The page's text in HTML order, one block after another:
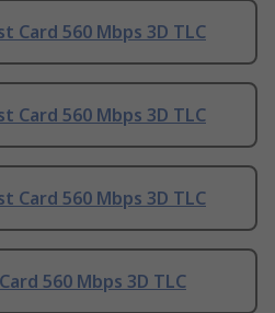
Card 560 Mbps 3D TLC
Card 560 Mbps 3D TLC
Card 560 Mbps 3D TLC
560 Mbps 3D TLC